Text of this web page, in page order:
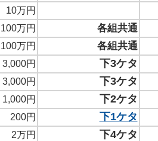
10万円
100万円 各組共通
100万円 各組共通
3,000円 下3ケタ
3,000円 下3ケタ
1,000円 下2ケタ
200円 下1ケタ
2万円 下4ケタ